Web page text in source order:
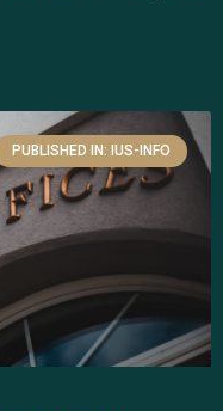
PUBLISHED IN: IUS-INFO